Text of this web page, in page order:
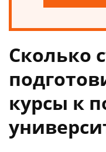
Сколько
курсы к